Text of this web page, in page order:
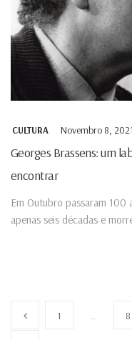
CULTURA Novembro 8, 2021
Georges Brassens: um
encontrar
Em Outubro passaram 100
apenas seis décadas e
1 … 8